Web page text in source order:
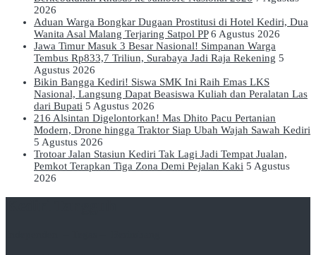
2026
Aduan Warga Bongkar Dugaan Prostitusi di Hotel Kediri, Dua
Wanita Asal Malang Terjaring Satpol PP 6 Agustus 2026
Jawa Timur Masuk 3 Besar Nasional! Simpanan Warga
Tembus Rp833,7 Triliun, Surabaya Jadi Raja Rekening 5
Agustus 2026
Bikin Bangga Kediri! Siswa SMK Ini Raih Emas LKS
Nasional, Langsung Dapat Beasiswa Kuliah dan Peralatan Las
dari Bupati 5 Agustus 2026
216 Alsintan Digelontorkan! Mas Dhito Pacu Pertanian
Modern, Drone hingga Traktor Siap Ubah Wajah Sawah Kediri
5 Agustus 2026
Trotoar Jalan Stasiun Kediri Tak Lagi Jadi Tempat Jualan,
Pemkot Terapkan Tiga Zona Demi Pejalan Kaki 5 Agustus
2026